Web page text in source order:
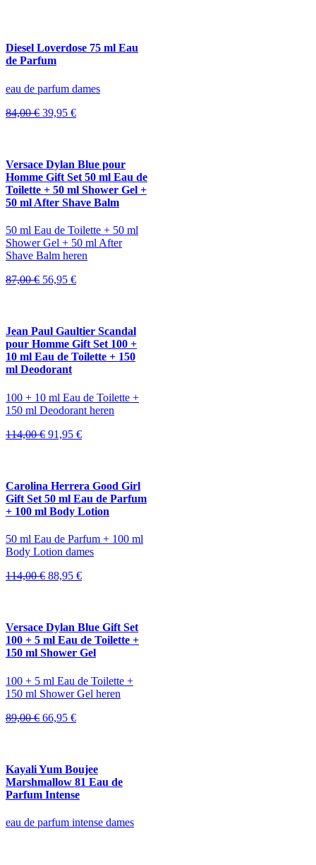
Diesel Loverdose 75 ml Eau
de Parfum
eau de parfum dames
84,00€ Oorspronkelijke
39,95 €Huidige
Versace Dylan Blue pour
Homme Gift Set 50 ml Eau de
Toilette + 50 ml Shower Gel +
50 ml After Shave Balm
50 ml Eau de Toilette + 50 ml
Shower Gel + 50 ml After
Shave Balm heren
87,00€ Oorspronkelijke
56,95 €Huidige
Jean Paul Gaultier Scandal
pour Homme Gift Set 100 +
10 ml Eau de Toilette + 150
ml Deodorant
100 + 10 ml Eau de Toilette +
150 ml Deodorant heren
114,00€ Oorspronkelijke
91,95 €Huidige
Carolina Herrera Good Girl
Gift Set 50 ml Eau de Parfum
+ 100 ml Body Lotion
50 ml Eau de Parfum + 100 ml
Body Lotion dames
114,00€ Oorspronkelijke
88,95 €Huidige
Versace Dylan Blue Gift Set
100 + 5 ml Eau de Toilette +
150 ml Shower Gel
100 + 5 ml Eau de Toilette +
150 ml Shower Gel heren
89,00€ Oorspronkelijke
66,95 €Huidige
Kayali Yum Boujee
Marshmallow 81 Eau de
Parfum Intense
eau de parfum intense dames